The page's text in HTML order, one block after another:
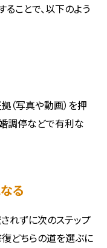
ことで、以下のよう
（写真や動画）を押
調停などで有利な
る
れずに次のステップ
復どちらの道を選ぶに